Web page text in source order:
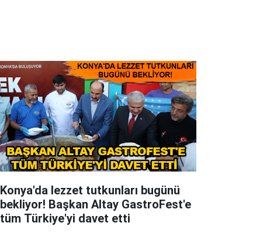
Konya'da lezzet tutkunları bugünü
bekliyor! Başkan Altay GastroFest'e
tüm Türkiye'yi davet etti